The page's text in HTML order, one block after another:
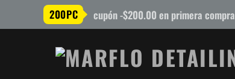
200PC cupón -$200.00 en primera compra